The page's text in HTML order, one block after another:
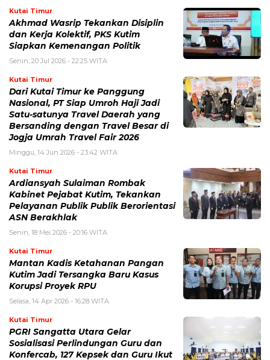
Kutai Timur
Akhmad Wasrip Tekankan Disiplin
dan Kerja Kolektif, PKS Kutim
Siapkan Kemenangan Politik
Senin, 20 Jul 2026 - 22:25 WITA
Kutai Timur
Dari Kutai Timur ke Panggung
Nasional, PT Siap Umroh Haji Jadi
Satu-satunya Travel Daerah yang
Bersanding dengan Travel Besar di
Jogja Umrah Travel Fair 2026
Minggu, 14 Jun 2026 - 23:42 WITA
Kutai Timur
Ardiansyah Sulaiman Rombak
Kabinet Pejabat Kutim, Tekankan
Pelayanan Publik Publik Berorientasi
ASN Berakhlak
Senin, 18 Mei 2026 - 20:16 WITA
Kutai Timur
Mantan Kadis Ketahanan Pangan
Kutim Jadi Tersangka Baru Kasus
Korupsi Proyek RPU
Selasa, 14 Apr 2026 - 16:28 WITA
Kutai Timur
PGRI Sangatta Utara Gelar
Sosialisasi Perlindungan Guru dan
Konfercab, 127 Kepsek dan Guru Ikut